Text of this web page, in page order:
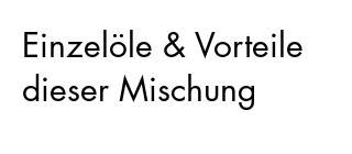
Einzelöle & Vorteile
dieser Mischung